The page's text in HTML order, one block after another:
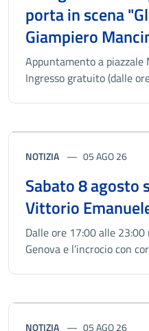
porta in scena
Giampiero
Appuntamento a piazzale
Ingresso gratuito (dalle
NOTIZIA 05 AGO 26
Sabato 8 agosto
Vittorio
Dalle ore 17:00 alle
Genova e l’incrocio con
NOTIZIA 05 AGO 26